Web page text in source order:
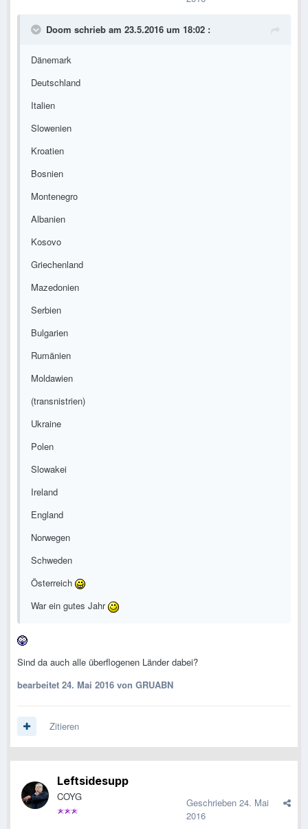
Doom schrieb am 23.5.2016 um 18:02 :
Dänemark
Deutschland
Italien
Slowenien
Kroatien
Bosnien
Montenegro
Albanien
Kosovo
Griechenland
Mazedonien
Serbien
Bulgarien
Rumänien
Moldawien
(transnistrien)
Ukraine
Polen
Slowakei
Ireland
England
Norwegen
Schweden
Österreich
War ein gutes Jahr
Sind da auch alle überflogenen Länder dabei?
bearbeitet 24. Mai 2016 von GRUABN
Zitieren
Leftsidesupp
COYG Geschrieben 24. Mai
2016